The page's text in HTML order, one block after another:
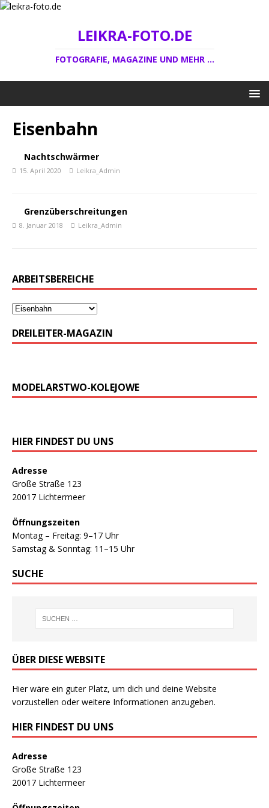
LEIKRA-FOTO.DE
FOTOGRAFIE, MAGAZINE UND MEHR ...
Eisenbahn
Nachtschwärmer
15. April 2020 Leikra_Admin
Grenzüberschreitungen
8. Januar 2018 Leikra_Admin
ARBEITSBEREICHE
DREILEITER-MAGAZIN
MODELARSTWO-KOLEJOWE
HIER FINDEST DU UNS
Adresse
Große Straße 123
20017 Lichtermeer
Öffnungszeiten
Montag – Freitag: 9–17 Uhr
Samstag & Sonntag: 11–15 Uhr
SUCHE
ÜBER DIESE WEBSITE
Hier wäre ein guter Platz, um dich und deine Website
vorzustellen oder weitere Informationen anzugeben.
HIER FINDEST DU UNS
Adresse
Große Straße 123
20017 Lichtermeer